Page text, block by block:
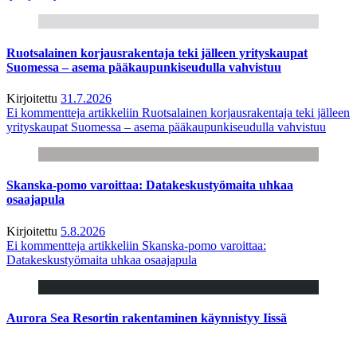
Ruotsalainen korjausrakentaja teki jälleen yrityskaupat
Suomessa – asema pääkaupunkiseudulla vahvistuu
Kirjoitettu 31.7.2026
Ei kommentteja artikkeliin Ruotsalainen korjausrakentaja teki jälleen
yrityskaupat Suomessa – asema pääkaupunkiseudulla vahvistuu
Skanska-pomo varoittaa: Datakeskustyömaita uhkaa
osaajapula
Kirjoitettu 5.8.2026
Ei kommentteja artikkeliin Skanska-pomo varoittaa:
Datakeskustyömaita uhkaa osaajapula
Aurora Sea Resortin rakentaminen käynnistyy Iissä